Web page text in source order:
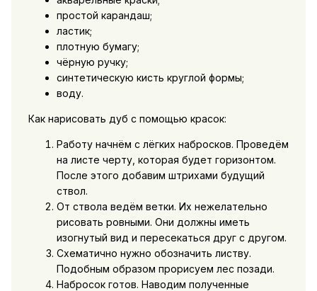
простой карандаш;
ластик;
плотную бумагу;
чёрную ручку;
синтетическую кисть круглой формы;
воду.
Как нарисовать дуб с помощью красок:
Работу начнём с лёгких набросков. Проведём
на листе черту, которая будет горизонтом.
После этого добавим штрихами будущий
ствол.
От ствола ведём ветки. Их нежелательно
рисовать ровными. Они должны иметь
изогнутый вид и пересекаться друг с другом.
Схематично нужно обозначить листву.
Подобным образом прорисуем лес позади.
Набросок готов. Наводим полученные